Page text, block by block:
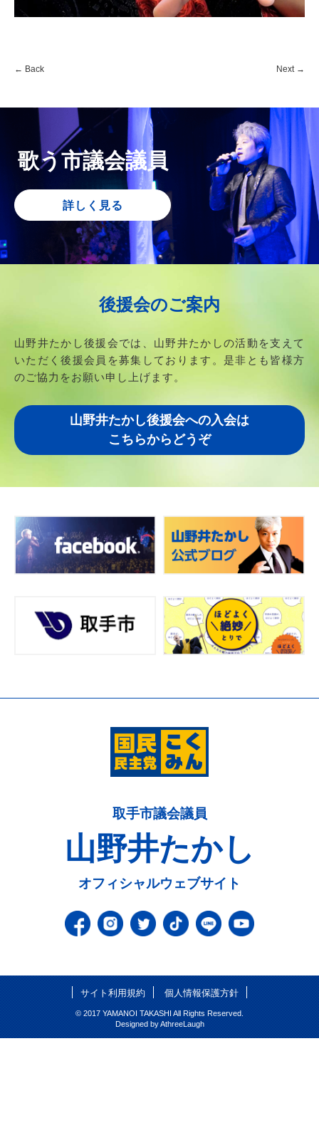
← Back Next →
歌う市議会議員
詳しく見る
後援会のご案内
山野井たかし後援会では、山野井たかしの活動を支えて
いただく後援会員を募集しております。 是非とも皆様方
のご協力をお願い申し上げます。
山野井たかし後援会への入会は
こちらからどうぞ
取手市議会議員
山野井たかし
オフィシャルウェブサイト
サイト利用規約 個人情報保護方針
© 2017 YAMANOI TAKASHI All Rights Reserved.
Designed byAthreeLaugh